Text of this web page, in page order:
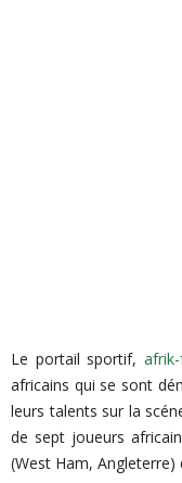
Le portail sportif,
africains qui se sont
leurs talents sur la
de sept joueurs
(West Ham, Angleterre)